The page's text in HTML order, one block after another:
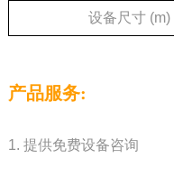
设备尺寸 (m)
产品服务:
1. 提供免费设备咨询